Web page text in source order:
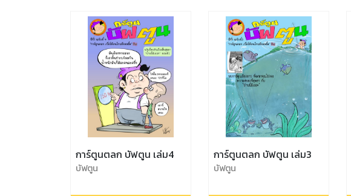
การ์ตูนตลก บัฟตูน เล่ม4
บัฟตูน
การ์ตูนตลก บัฟตูน เล่ม3
บัฟตูน